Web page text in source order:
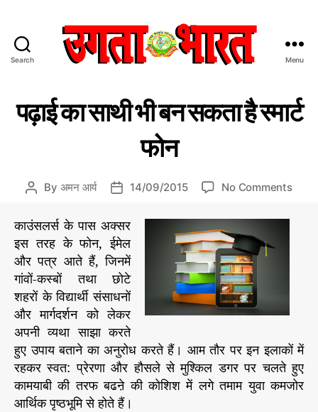
Search
ता
भा
र
त
हिं
दी
Menu
C
a
e
s
मु
की
पढ़ाई का साथी भी बन सकता है स्मार्ट
फोन
P
s
t
a
t
h
o
r
By अमन आर्य
P
s
t
d
a
t
e
14/09/2015 No Commentso
न
स
क
ता
काउंसलर्स के पास अक्सर
इस तरह के फोन, ईमेल
और पत्र आते हैं, जिनमें
गांवों-कस्बों तथा छोटे
शहरों के विद्यार्थी संसाधनों
और मार्गदर्शन को लेकर
अपनी व्यथा साझा करते
हुए उपाय बताने का अनुरोध करते हैं। आम तौर पर इन इलाकों में
रहकर स्वत: प्रेरणा और हौसले से मुश्किल डगर पर चलते हुए
कामयाबी की तरफ बढऩे की कोशिश में लगे तमाम युवा कमजोर
आर्थिक पृष्ठभूमि से होते हैं।